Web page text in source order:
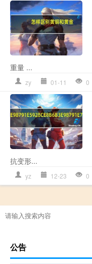
重量 ...
zy 01-11 0
抗变形...
yz 12-23 0
公告